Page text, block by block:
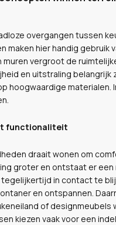
overgangen tussen
maken hier handig gebruik
muren vergroot de
en uitstraling
hoogwaardige
functionaliteit
draait wonen om
groter en ontstaat er
in contact te
en ontspannen.
of designmeubels
kiezen vaak voor een